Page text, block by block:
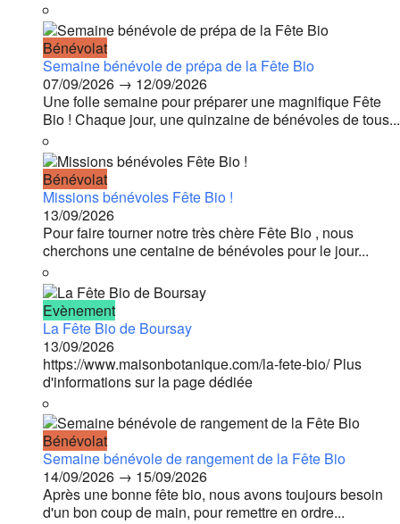
Bénévolat
Semaine bénévole de prépa de la Fête Bio
07/09/2026 → 12/09/2026
Une folle semaine pour préparer une magnifique Fête
Bio ! Chaque jour, une quinzaine de bénévoles de tous...
Bénévolat
Missions bénévoles Fête Bio !
13/09/2026
Pour faire tourner notre très chère Fête Bio , nous
cherchons une centaine de bénévoles pour le jour...
Evènement
La Fête Bio de Boursay
13/09/2026
https://www.maisonbotanique.com/la-fete-bio/ Plus
d'informations sur la page dédiée
Bénévolat
Semaine bénévole de rangement de la Fête Bio
14/09/2026 → 15/09/2026
Après une bonne fête bio, nous avons toujours besoin
d'un bon coup de main, pour remettre en ordre...